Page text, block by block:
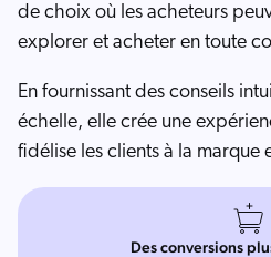
de choix où les acheteurs
explorer et acheter en toute
En fournissant des conseils
échelle, elle crée une
fidélise les clients à la marque
Des conversions